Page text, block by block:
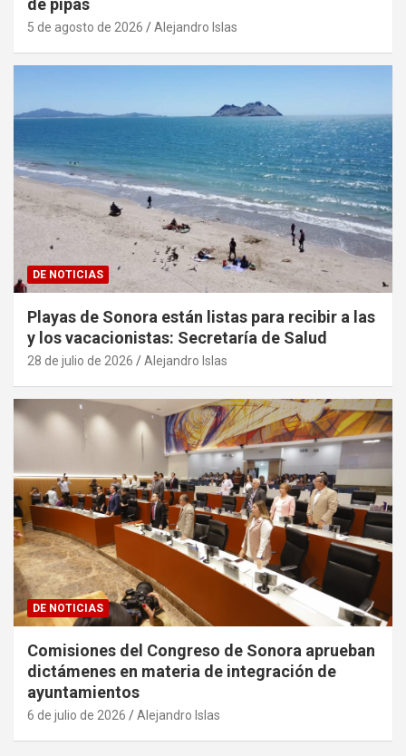
de pipas
5 de agosto de 2026 Alejandro Islas
DE NOTICIAS
Playas de Sonora están listas para recibir a las
y los vacacionistas: Secretaría de Salud
28 de julio de 2026 Alejandro Islas
DE NOTICIAS
Comisiones del Congreso de Sonora aprueban
dictámenes en materia de integración de
ayuntamientos
6 de julio de 2026 Alejandro Islas